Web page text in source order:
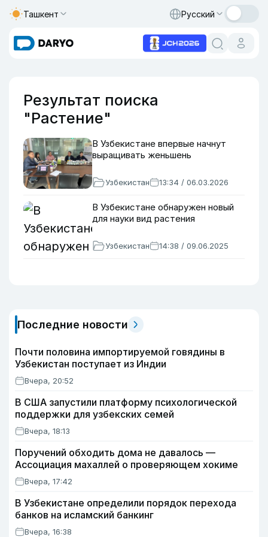
Ташкент Русский
Результат поиска
"Растение"
В Узбекистане впервые начнут
выращивать женьшень
Узбекистан 13:34 / 06.03.2026
В Узбекистане обнаружен новый
для науки вид растения
Узбекистан 14:38 / 09.06.2025
Последние новости
Почти половина импортируемой говядины в
Узбекистан поступает из Индии
Вчера, 20:52
В США запустили платформу психологической
поддержки для узбекских семей
Вчера, 18:13
Поручений обходить дома не давалось —
Ассоциация махаллей о проверяющем хокиме
Вчера, 17:42
В Узбекистане определили порядок перехода
банков на исламский банкинг
Вчера, 16:38